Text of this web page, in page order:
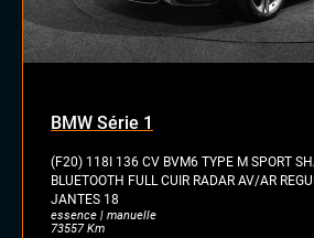
BMW Série 1
(F20) 118I 136 CV BVM6 TYPE M SPORT
BLUETOOTH FULL CUIR RADAR AV/AR
JANTES 18
essence | manuelle
73557 Km